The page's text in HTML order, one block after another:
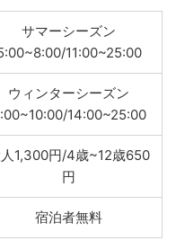
サマーシーズン
11:00~25:00
ウィンターシーズン
14:00~25:00
1,300円/4歳~12歳650
円
宿泊者無料